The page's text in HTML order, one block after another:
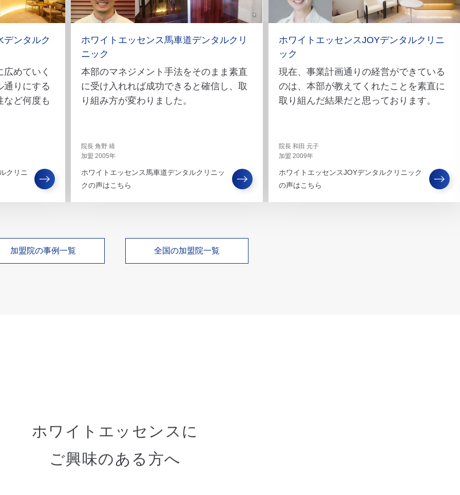
デンタルク
めていく
通りにする
など何度も
クリニ
ホワイトエッセンス馬車道デンタルクリ
ニック
本部のマネジメント手法をそのまま素直
に受け入れれば成功できると確信し、取
り組み方が変わりました。
院長 角野 靖
加盟 2005年
ホワイトエッセンス馬車道デンタルクリニッ
クの声はこちら
ホワイトエッセンスJOYデンタルクリニ
ック
現在、事業計画通りの経営ができている
のは、本部が教えてくれたことを素直に
取り組んだ結果だと思っております。
院長 和田 元子
加盟 2009年
ホワイトエッセンスJOYデンタルクリニック
の声はこちら
加盟院の事例一覧 全国の加盟院一覧
ホワイトエッセンスに
ご興味のある方へ